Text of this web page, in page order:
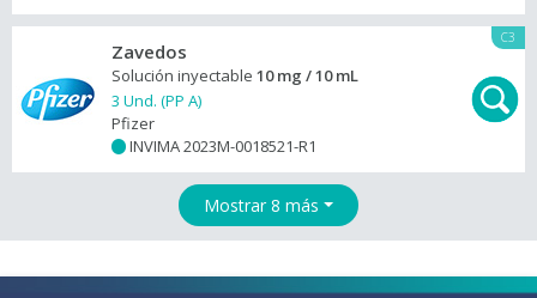
C3
Zavedos
Solución inyectable 10 mg / 10 mL
3 Und. (PP A)
Pfizer
INVIMA 2023M-0018521-R1
Mostrar 8 más